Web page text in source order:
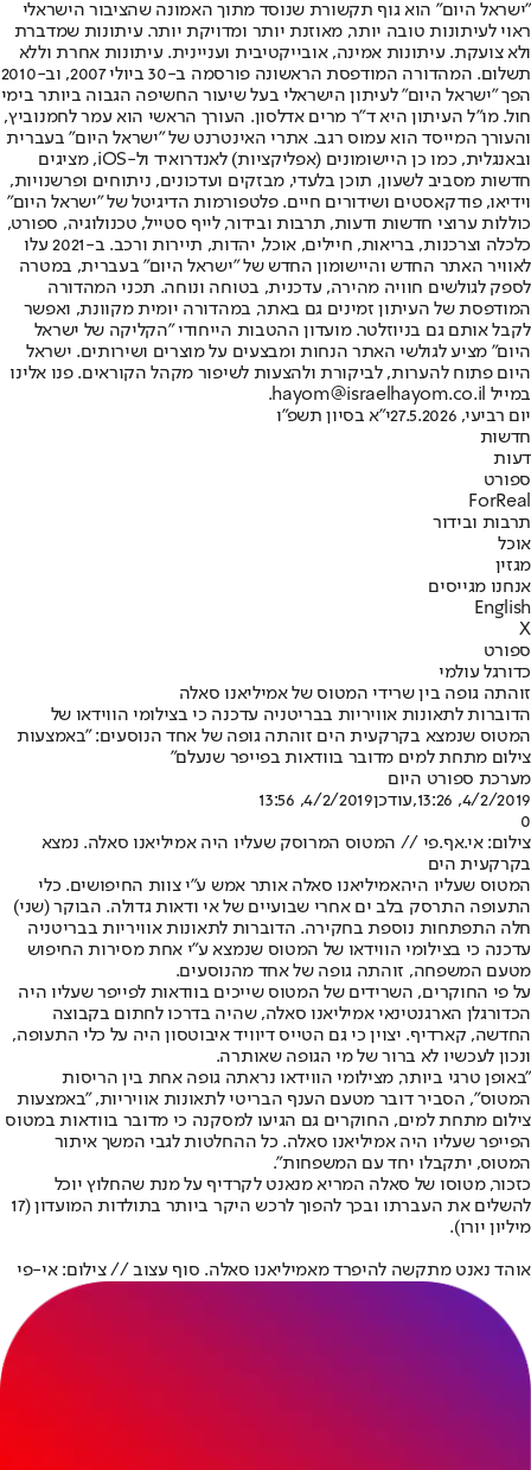
"ישראל היום" הוא גוף תקשורת שנוסד מתוך האמונה שהציבור הישראלי
ראוי לעיתונות טובה יותר, מאוזנת יותר ומדויקת יותר. עיתונות שמדברת
ולא צועקת. עיתונות אמינה, אובייקטיבית ועניינית. עיתונות אחרת וללא
תשלום. המהדורה המודפסת הראשונה פורסמה ב-30 ביולי 2007, וב-2010
הפך "ישראל היום" לעיתון הישראלי בעל שיעור החשיפה הגבוה ביותר בימי
חול. מו"ל העיתון היא ד"ר מרים אדלסון. העורך הראשי הוא עמר לחמנוביץ,
והעורך המייסד הוא עמוס רגב. אתרי האינטרנט של "ישראל היום" בעברית
ובאנגלית, כמו כן היישומונים (אפליקציות) לאנדרואיד ול-iOS, מציגים
חדשות מסביב לשעון, תוכן בלעדי, מבזקים ועדכונים, ניתוחים ופרשנויות,
וידיאו, פודקאסטים ושידורים חיים. פלטפורמות הדיגיטל של "ישראל היום"
כוללות ערוצי חדשות ודעות, תרבות ובידור, לייף סטייל, טכנולוגיה, ספורט,
כלכלה וצרכנות, בריאות, חיילים, אוכל, יהדות, תיירות ורכב. ב-2021 עלו
לאוויר האתר החדש והיישומון החדש של "ישראל היום" בעברית, במטרה
לספק לגולשים חוויה מהירה, עדכנית, בטוחה ונוחה. תכני המהדורה
המודפסת של העיתון זמינים גם באתר, במהדורה יומית מקוונת, ואפשר
לקבל אותם גם בניוזלטר. מועדון ההטבות הייחודי "הקליקה של ישראל
היום" מציע לגולשי האתר הנחות ומבצעים על מוצרים ושירותים. ישראל
היום פתוח להערות, לביקורת ולהצעות לשיפור מקהל הקוראים. פנו אלינו
במייל hayom@israelhayom.co.il.
יום רביעי, 27.5.2026
י"א בסיון תשפ"ו
חדשות
דעות
ספורט
ForReal
תרבות ובידור
אוכל
מגזין
אנחנו מגייסים
English
X
ספורט
כדורגל עולמי
זוהתה גופה בין שרידי המטוס של אמיליאנו סאלה
הדוברות לתאונות אוויריות בבריטניה עדכנה כי בצילומי הווידאו של
המטוס שנמצא בקרקעית הים זוהתה גופה של אחד הנוסעים: "באמצעות
צילום מתחת למים מדובר בוודאות בפייפר שנעלם"
מערכת ספורט היום
4/2/2019, 13:26
,עודכן4/2/2019, 13:56
0
צילום: אי.אף.פי // המטוס המרוסק שעליו היה אמיליאנו סאלה. נמצא
בקרקעית הים
המטוס שעליו היהאמיליאנו סאלה אותר אמש ע"י צוות החיפושים. כלי
התעופה התרסק בלב ים אחרי שבועיים של אי ודאות גדולה. הבוקר (שני)
חלה התפתחות נוספת בחקירה. הדוברות לתאונות אוויריות בבריטניה
עדכנה כי בצילומי הווידאו של המטוס שנמצא ע"י אחת מסירות החיפוש
מטעם המשפחה, זוהתה גופה של אחד מהנוסעים.
על פי החוקרים, השרידים של המטוס שייכים בוודאות לפייפר שעליו היה
הכדורגלן הארגנטינאי אמיליאנו סאלה, שהיה בדרכו לחתום בקבוצה
החדשה, קארדיף. יצוין כי גם הטייס דיוויד איבוטסון היה על כלי התעופה,
ונכון לעכשיו לא ברור של מי הגופה שאותרה.
"באופן טרגי ביותר, מצילומי הווידאו נראתה גופה אחת בין הריסות
המטוס", הסביר דובר מטעם הענף הבריטי לתאונות אוויריות, "באמצעות
צילום מתחת למים, החוקרים גם הגיעו למסקנה כי מדובר בוודאות במטוס
הפייפר שעליו היה אמיליאנו סאלה. כל ההחלטות לגבי המשך איתור
המטוס, יתקבלו יחד עם המשפחות".
כזכור, מטוסו של סאלה המריא מנאנט לקרדיף על מנת שהחלוץ יוכל
להשלים את העברתו ובכך להפוך לרכש היקר ביותר בתולדות המועדון (17
מיליון יורו).
אוהד נאנט מתקשה להיפרד מאמיליאנו סאלה. סוף עצוב // צילום: אי-פי